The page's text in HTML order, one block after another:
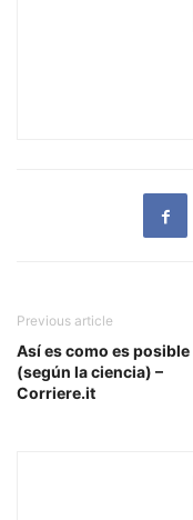
Previous article
Así es como es posible
(según la ciencia) –
Corriere.it